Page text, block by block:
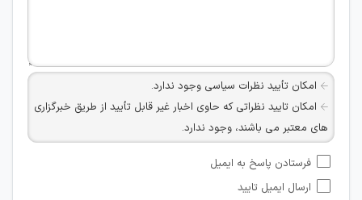
امکان تأیید نظرات سیاسی وجود ندارد.
امکان تایید نظراتی که حاوی اخبار غیر قابل تأیید از طریق خبرگزاری
های معتبر می باشند، وجود ندارد.
شبکه های مجازی ارتباطی می باشند وجود ندارد.
امکان تأیید نظرات کاربرانی که به هر طریقی قصد مأیوس کردن
فرستادن پاسخ به ایمیل
ارسال ایمیل تایید